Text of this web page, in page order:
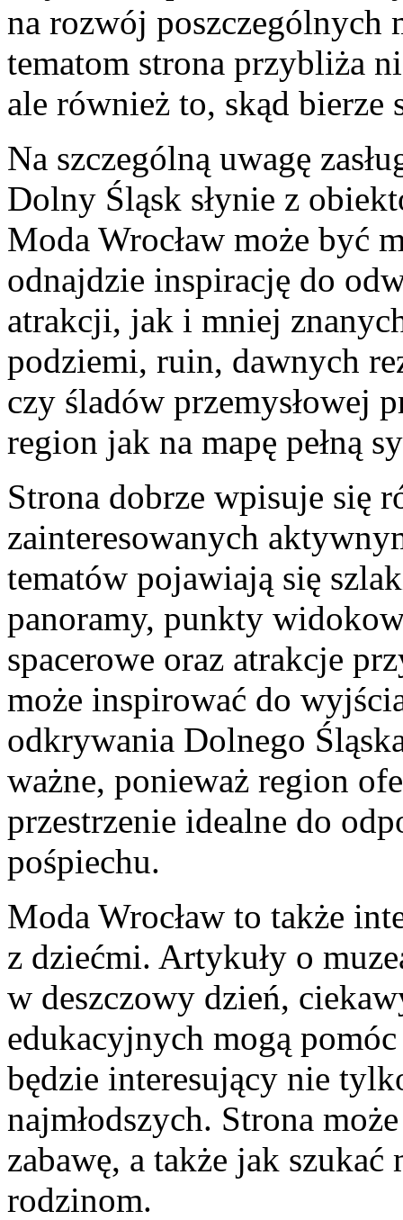
na rozwój
tematom strona przybliża
ale również to, skąd bierze
Na szczególną uwagę
Dolny Śląsk słynie z
Moda Wrocław może być
odnajdzie inspirację do
atrakcji, jak i mniej
podziemi, ruin, dawnych
czy śladów przemysłowej
region jak na mapę pełną
Strona dobrze wpisuje się
zainteresowanych
tematów pojawiają się
panoramy, punkty
spacerowe oraz atrakcje
może inspirować do
odkrywania Dolnego
ważne, ponieważ region
przestrzenie idealne do
pośpiechu.
Moda Wrocław to także
z dziećmi. Artykuły o
w deszczowy dzień,
edukacyjnych mogą
będzie interesujący nie
najmłodszych. Strona
zabawę, a także jak
rodzinom.